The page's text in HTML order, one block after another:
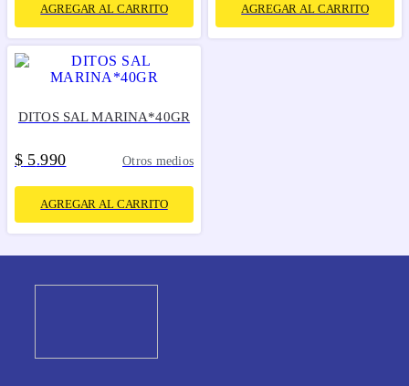
AGREGAR AL CARRITO AGREGAR AL CARRITO
DITOS SAL MARINA*40GR
$ 5.990 Otros medios
AGREGAR AL CARRITO